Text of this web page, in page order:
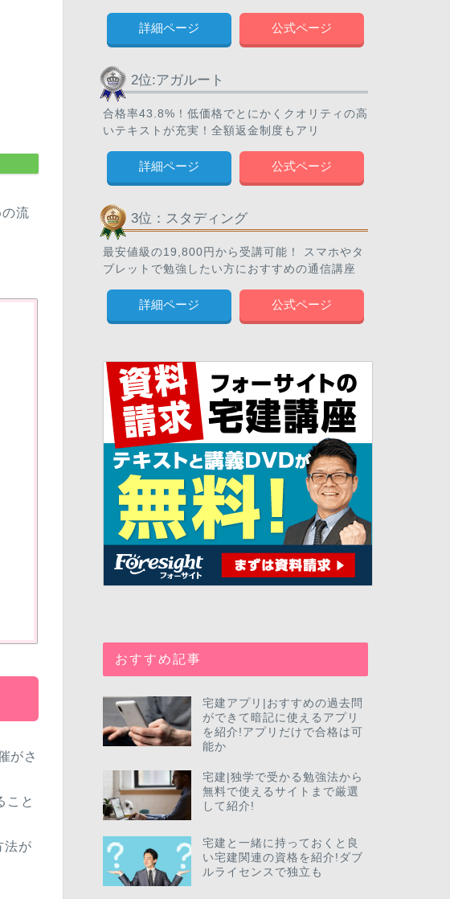
流
がさ
こと
法が
詳細ページ 公式ページ
2位:アガルート
合格率43.8%！低価格でとにかくクオリティの高
いテキストが充実！全額返金制度もアリ
詳細ページ 公式ページ
3位：スタディング
最安値級の19,800円から受講可能！ スマホやタ
ブレットで勉強したい方におすすめの通信講座
詳細ページ 公式ページ
おすすめ記事
宅建アプリ|おすすめの過去問
ができて暗記に使えるアプリ
を紹介!アプリだけで合格は可
能か
宅建|独学で受かる勉強法から
無料で使えるサイトまで厳選
して紹介!
宅建と一緒に持っておくと良
い宅建関連の資格を紹介!ダブ
ルライセンスで独立も